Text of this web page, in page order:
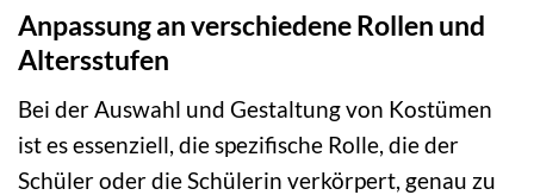
Anpassung an verschiedene Rollen und
Altersstufen
Bei der Auswahl und Gestaltung von Kostümen
ist es essenziell, die spezifische Rolle, die der
Schüler oder die Schülerin verkörpert, genau zu